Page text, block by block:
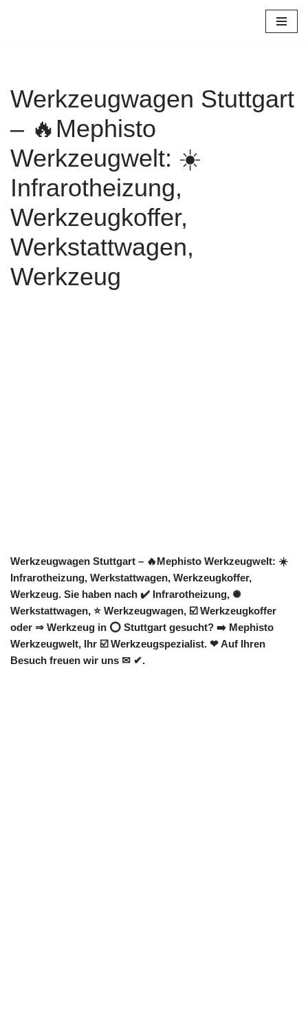
Werkzeugwagen Stuttgart
– 🔥Mephisto
Werkzeugwelt: ☀️
Infrarotheizung,
Werkzeugkoffer,
Werkstattwagen,
Werkzeug
Werkzeugwagen Stuttgart – 🔥Mephisto Werkzeugwelt: ☀️
Infrarotheizung, Werkstattwagen, Werkzeugkoffer,
Werkzeug. Sie haben nach ✔️ Infrarotheizung, ✺
Werkstattwagen, ⭐ Werkzeugwagen, ☑️ Werkzeugkoffer
oder ⇒ Werkzeug in ⭕ Stuttgart gesucht? ➡️ Mephisto
Werkzeugwelt, Ihr ☑️ Werkzeugspezialist. ❤ Auf Ihren
Besuch freuen wir uns ✉ ✔.